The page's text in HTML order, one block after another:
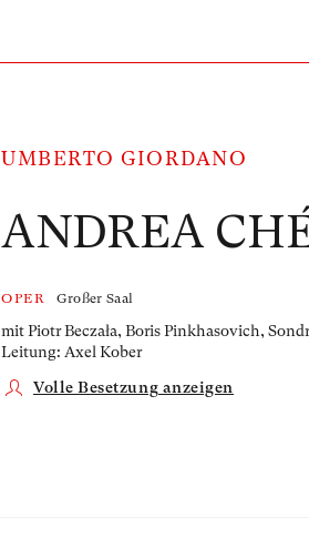
UMBERTO GIORDANO
ANDREA
OPER Großer Saal
mit Piotr Beczała, Boris Pinkhasovich,
Leitung: Axel Kober
Volle Besetzung anzeigen